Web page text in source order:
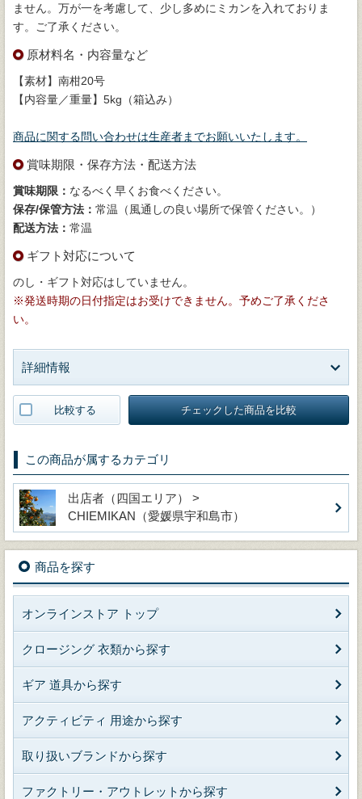
ません。万が一を考慮して、少し多めにミカンを入れておりま
す。ご了承ください。
原材料名・内容量など
【素材】南柑20号
【内容量／重量】5kg（箱込み）
商品に関する問い合わせは生産者までお願いいたします。
賞味期限・保存方法・配送方法
賞味期限： なるべく早くお食べください。
保存/保管方法： 常温（風通しの良い場所で保管ください。）
配送方法： 常温
ギフト対応について
のし・ギフト対応はしていません。
※発送時期の日付指定はお受けできません。予めご了承くださ
い。
詳細情報
比較する チェックした商品を比較
この商品が属するカテゴリ
出店者（四国エリア） >
CHIEMIKAN（愛媛県宇和島市）
商品を探す
オンラインストア トップ
クロージング 衣類から探す
ギア 道具から探す
アクティビティ 用途から探す
取り扱いブランドから探す
ファクトリー・アウトレットから探す